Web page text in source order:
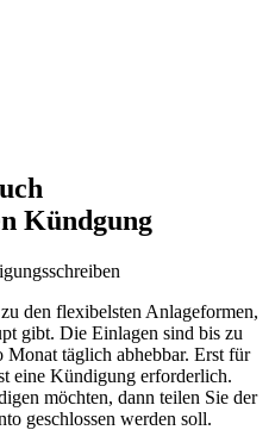
Kündgung
den flexibelsten Anlageformen,
gibt. Die Einlagen sind bis zu
täglich abhebbar. Erst für
eine Kündigung erforderlich.
möchten, dann teilen Sie der
geschlossen werden soll.